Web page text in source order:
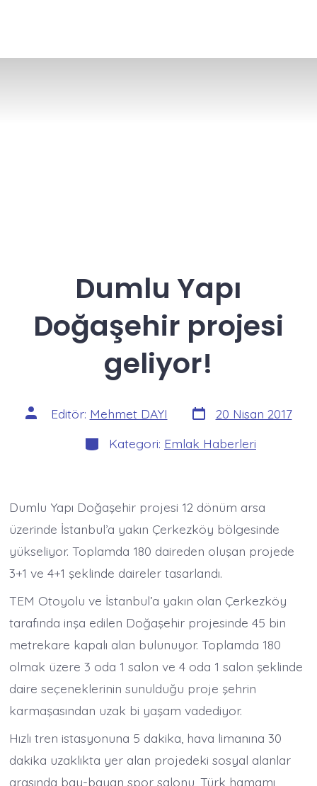
Dumlu Yapı
Doğaşehir projesi
geliyor!
Yazının
yazarı
Editör: Mehmet DAYI Yazı
tarihi
20 Nisan 2017
Kategoriler
Kategori: Emlak Haberleri
Dumlu Yapı Doğaşehir projesi 12 dönüm arsa
üzerinde İstanbul’a yakın Çerkezköy bölgesinde
yükseliyor. Toplamda 180 daireden oluşan projede
3+1 ve 4+1 şeklinde daireler tasarlandı.
TEM Otoyolu ve İstanbul’a yakın olan Çerkezköy
tarafında inşa edilen Doğaşehir projesinde 45 bin
metrekare kapalı alan bulunuyor. Toplamda 180
olmak üzere 3 oda 1 salon ve 4 oda 1 salon şeklinde
daire seçeneklerinin sunulduğu proje şehrin
karmaşasından uzak bi yaşam vadediyor.
Hızlı tren istasyonuna 5 dakika, hava limanına 30
dakika uzaklıkta yer alan projedeki sosyal alanlar
arasında bay-bayan spor salonu, Türk hamamı,